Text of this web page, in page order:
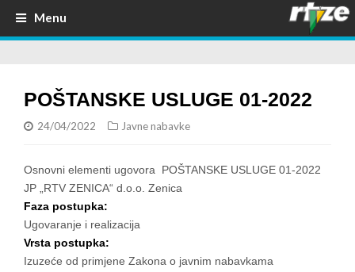
Menu
POŠTANSKE USLUGE 01-2022
24/04/2022 Javne nabavke
Osnovni elementi ugovora POŠTANSKE USLUGE 01-2022
JP „RTV ZENICA“ d.o.o. Zenica
Faza postupka:
Ugovaranje i realizacija
Vrsta postupka:
Izuzeće od primjene Zakona o javnim nabavkama